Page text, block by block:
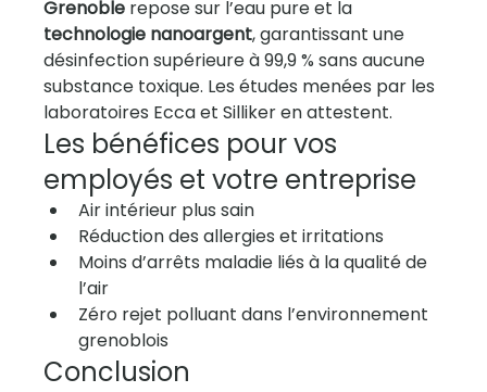
Grenoble repose sur l’eau pure et la
technologie nanoargent, garantissant une
désinfection supérieure à 99,9 % sans aucune
substance toxique. Les études menées par les
laboratoires Ecca et Silliker en attestent.
Les bénéfices pour vos
employés et votre entreprise
Air intérieur plus sain
Réduction des allergies et irritations
Moins d’arrêts maladie liés à la qualité de
l’air
Zéro rejet polluant dans l’environnement
grenoblois
Conclusion